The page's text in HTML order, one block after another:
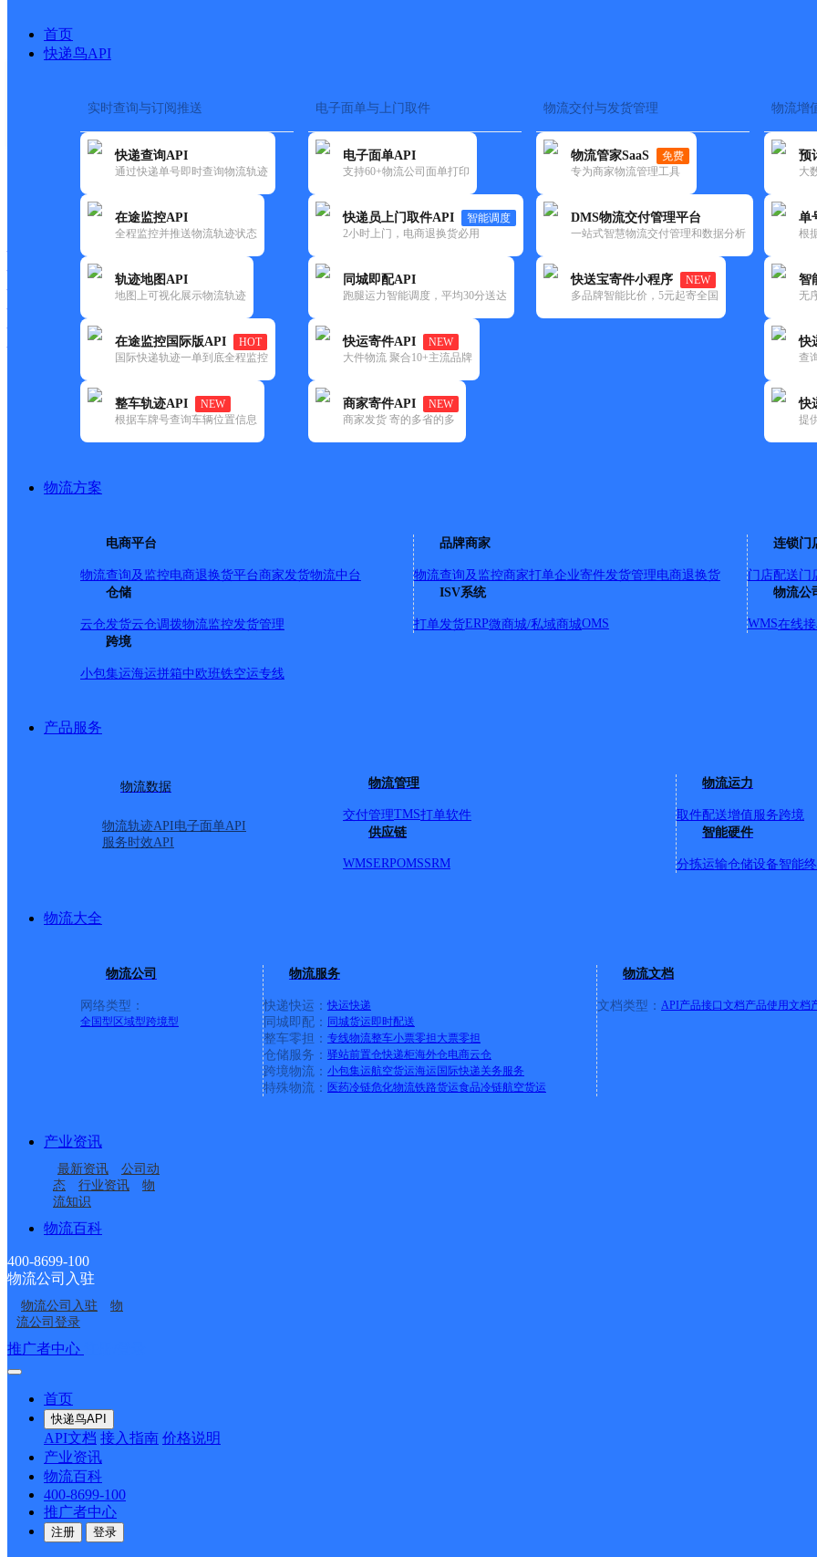
首页
快递鸟API
实时查询与订阅推送
快递查询API
通过快递单号即时查询物流轨迹
在途监控API
全程监控并推送物流轨迹状态
轨迹地图API
地图上可视化展示物流轨迹
在途监控国际版API
HOT
国际快递轨迹一单到底全程监控
整车轨迹API
NEW
根据车牌号查询车辆位置信息
电子面单与上门取件
电子面单API
支持60+物流公司面单打印
快递员上门取件API
智能调度
2小时上门，电商退换货必用
同城即配API
跑腿运力智能调度，平均30分送达
快运寄件API
NEW
大件物流 聚合10+主流品牌
商家寄件API
NEW
商家发货 寄的多省的多
物流交付与发货管理
物流管家SaaS
免费
专为商家物流管理工具
DMS物流交付管理平台
一站式智慧物流交付管理和数据分析
快送宝寄件小程序
NEW
多品牌智能比价，5元起寄全国
物流增
预
大
单
根
智
无
快
查
快
提
物流方案
电商平台
物流查询及监控电商退换货平台商家发货物流中台
品牌商家
物流查询及监控商家打单企业寄件发货管理电商退换货
连锁门
门店配送门
仓储
云仓发货云仓调拨物流监控发货管理
ISV系统
打单发货ERP微商城/私域商城OMS
物流公
WMS在线
跨境
小包集运海运拼箱中欧班铁空运专线
产品服务
物流数据
物流轨迹API电子面单API
服务时效API
物流管理
交付管理TMS打单软件
物流运力
取件配送增值服务跨境
供应链
WMSERPOMSSRM
智能硬件
分拣运输仓储设备智能
物流大全
物流公司
网络类型：
全国型 区域型跨境型
物流服务
快递快运： 快运快递
同城即配： 同城货运即时配送
整车零担： 专线物流整车小票零担大票零担
仓储服务： 驿站前置仓快递柜海外仓电商云仓
跨境物流： 小包集运航空货运海运 国际快递关务服务
特殊物流： 医药冷链危化物流铁路货运食品冷链航空货运
物流文档
文档类型： API产品接口文档产品使用文档
产业资讯
最新资讯
公司动
态
行业资讯
物
流知识
物流百科
400-8699-100
物流公司入驻
物流公司入驻
物
流公司登录
推广者中心
首页
快递鸟API
API文档 接入指南 价格说明
产业资讯
物流百科
400-8699-100
推广者中心
注册 登录
快递大全 > 快递网点
快递大全 快运大全
NEW
城市：合肥市 ✕ 快递：速尔快递 ✕ 地区：蜀山区 ✕ 清空已选
通快递(52)
更多号码地址：合肥市蜀山区黄金广场A座
派送范围:B:北至南一环 D:东至宿松路 N:南至南二环 X:西至合作化南路详情
更多号码地址：合肥市蜀山区湖光路与万泽路交叉口创业街2号
派送范围:N:南至长江西路，西至绕城高速、大别山路，北至董铺水库，东至西二环
派送范围:蜀山区香樟大道以西,集贤路以东,绕城高速以北,望江西路以南 蜀山区南二环以北，望江西路以南，合作化路以西 蜀
苑 国际花都 新华学府花园 新华学府星座 新华学府春天 华林家园 信达西山银杏 万科金色名郡商场：银泰城 大唐国际 乐购超
更多号码地址：合肥市蜀山区繁华大道和庐州大道交叉口盛大德馨府6#101
派送范围:B:北至南二环 D:东至宿松路 N:南至合肥绕城高速 X:西至集贤路详情
尾页
最新网点
圆通速递
顺丰速运
顺丰速运
顺丰速运
顺丰速运
白沙牙叉桥南居民区营业点
顺丰速运
顺丰速运
优质服务 安全稳定
专属客服 7*24小时支撑
时效保障 数据准确
成功率100%，准确率≥99.9%
专业团队 方案定制
企业系统级物流解决方案
节省99%研发成本